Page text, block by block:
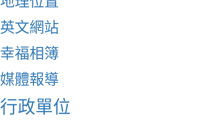
英文網站
幸福相簿
媒體報導
行政單位